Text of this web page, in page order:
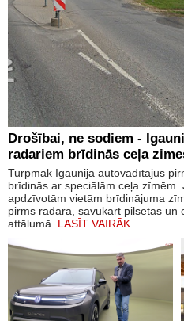
Drošībai, ne sodiem -
radariem brīdinās ceļa
Turpmāk Igaunijā autovadītājus
brīdinās ar speciālām ceļa
apdzīvotām vietām brīdinājuma
pirms radara, savukārt pilsētās un
attālumā. LASĪT VAIRĀK